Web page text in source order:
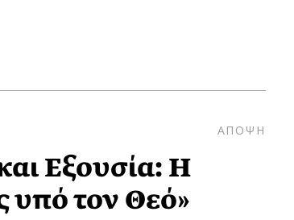
ΑΠΟΨΗ
Εξουσία: Η
υπό τον Θεό»